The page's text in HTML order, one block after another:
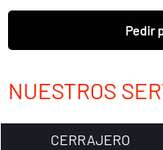
Pedir
NUESTROS
CERRAJERO